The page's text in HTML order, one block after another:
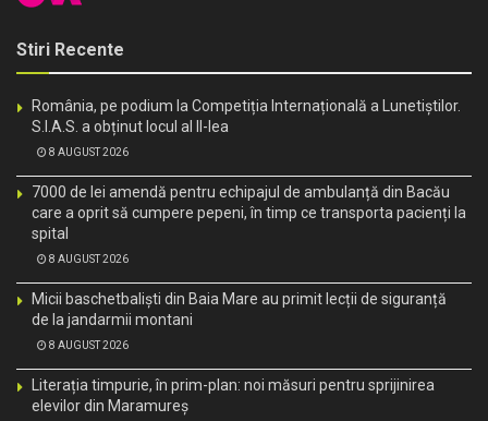
Stiri Recente
România, pe podium la Competiția Internațională a Lunetiștilor.
S.I.A.S. a obținut locul al II-lea
8 AUGUST 2026
7000 de lei amendă pentru echipajul de ambulanță din Bacău
care a oprit să cumpere pepeni, în timp ce transporta pacienți la
spital
8 AUGUST 2026
Micii baschetbaliști din Baia Mare au primit lecții de siguranță
de la jandarmii montani
8 AUGUST 2026
Literația timpurie, în prim-plan: noi măsuri pentru sprijinirea
elevilor din Maramureș